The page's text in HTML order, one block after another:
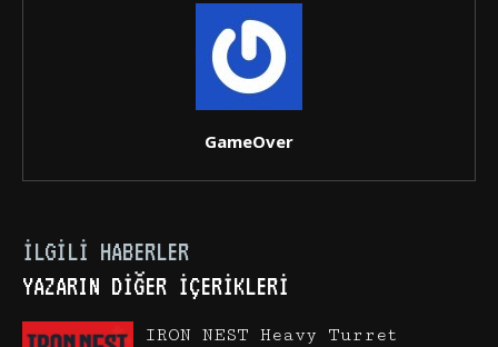
GameOver
İLGILI HABERLER
YAZARIN DIĞER İÇERIKLERI
IRON NEST Heavy Turret